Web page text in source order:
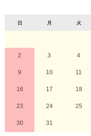
日 月 火
2 3 4
9 10 11
16 17 18
23 24 25
30 31